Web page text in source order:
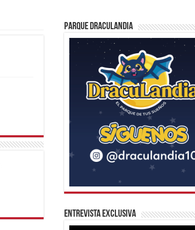
Parque Draculandia
Entrevista Exclusiva